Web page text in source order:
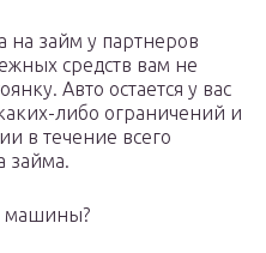
на займ у партнеров
средств вам не
Авто остается у вас
либо ограничений и
в течение всего
займа.
машины?